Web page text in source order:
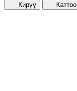
Кирүү Каттоо